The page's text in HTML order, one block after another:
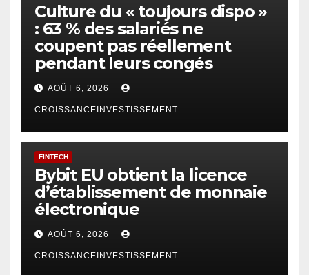
Culture du « toujours dispo »
: 63 % des salariés ne
coupent pas réellement
pendant leurs congés
AOÛT 6, 2026
CROISSANCEINVESTISSEMENT
FINTECH
Bybit EU obtient la licence
d’établissement de monnaie
électronique
AOÛT 6, 2026
CROISSANCEINVESTISSEMENT